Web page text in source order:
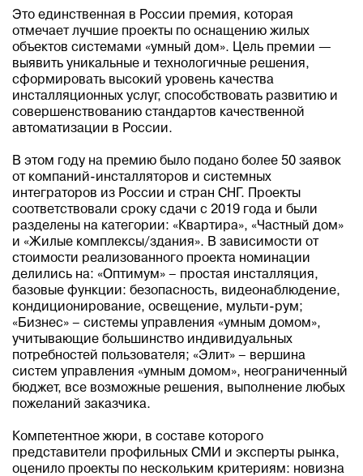
Это единственная в России премия, которая
отмечает лучшие проекты по оснащению жилых
объектов системами «умный дом». Цель премии —
выявить уникальные и технологичные решения,
сформировать высокий уровень качества
инсталляционных услуг, способствовать развитию и
совершенствованию стандартов качественной
автоматизации в России.
В этом году на премию было подано более 50 заявок
от компаний-инсталляторов и системных
интеграторов из России и стран СНГ. Проекты
соответствовали сроку сдачи с 2019 года и были
разделены на категории: «Квартира», «Частный дом»
и «Жилые комплексы/здания». В зависимости от
стоимости реализованного проекта номинации
делились на: «Оптимум» – простая инсталляция,
базовые функции: безопасность, видеонаблюдение,
кондиционирование, освещение, мульти-рум;
«Бизнес» – системы управления «умным домом»,
учитывающие большинство индивидуальных
потребностей пользователя; «Элит» – вершина
систем управления «умным домом», неограниченный
бюджет, все возможные решения, выполнение любых
пожеланий заказчика.
Компетентное жюри, в составе которого
представители профильных СМИ и эксперты рынка,
оценило проекты по нескольким критериям: новизна